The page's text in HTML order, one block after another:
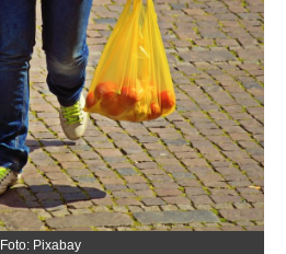
Foto: Pixabay